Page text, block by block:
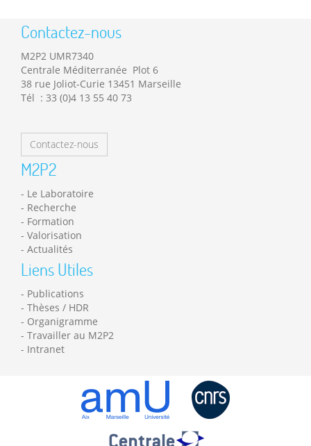
Contactez-nous
M2P2 UMR7340
Centrale Méditerranée Plot 6
38 rue Joliot-Curie 13451 Marseille
Tél : 33 (0)4 13 55 40 73
Contactez-nous
M2P2
Le Laboratoire
Recherche
Formation
Valorisation
Actualités
Liens Utiles
Publications
Thèses / HDR
Organigramme
Travailler au M2P2
Intranet